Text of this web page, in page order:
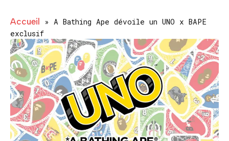
Accueil » A Bathing Ape dévoile un UNO x BAPE
exclusif